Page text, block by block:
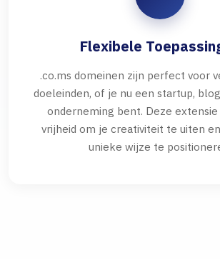
Flexibele
.co.ms domeinen zijn perfect voor
doeleinden, of je nu een startup,
onderneming bent. Deze
vrijheid om je creativiteit te uiten
unieke wijze te